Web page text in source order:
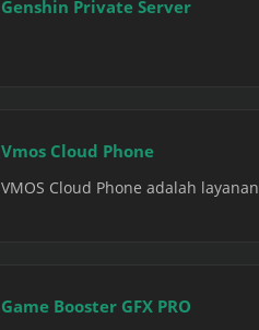
Genshin Private Server
Vmos Cloud Phone
VMOS Cloud Phone adalah
Game Booster GFX PRO